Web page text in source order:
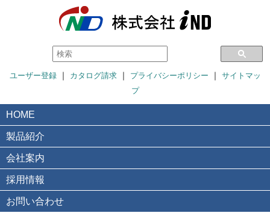
ユーザー登録｜ カタログ請求｜ プライバシーポリシー ｜ サイトマッ
プ
HOME
製品紹介
会社案内
採用情報
お問い合わせ